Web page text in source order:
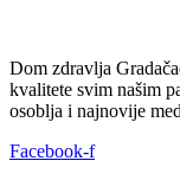
Dom zdravlja
kvalitete svim našim
osoblja i najnovije
Facebook-f